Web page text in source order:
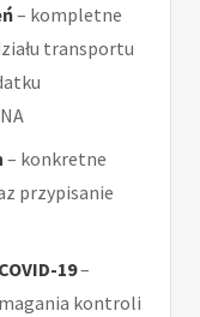
– kompletne
transportu
– konkretne
przypisanie
19–
kontroli